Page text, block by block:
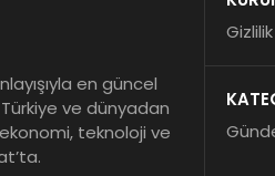
en güncel
ve dünyadan
teknoloji ve